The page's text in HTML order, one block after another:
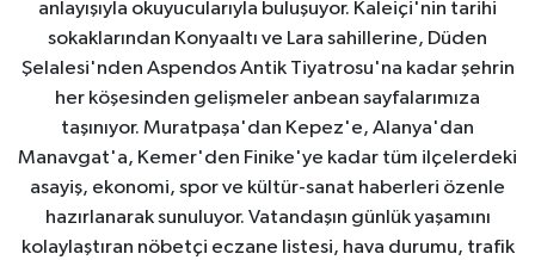
anlayışıyla okuyucularıyla buluşuyor. Kaleiçi'nin tarihi
sokaklarından Konyaaltı ve Lara sahillerine, Düden
Şelalesi'nden Aspendos Antik Tiyatrosu'na kadar şehrin
her köşesinden gelişmeler anbean sayfalarımıza
taşınıyor. Muratpaşa'dan Kepez'e, Alanya'dan
Manavgat'a, Kemer'den Finike'ye kadar tüm ilçelerdeki
asayiş, ekonomi, spor ve kültür-sanat haberleri özenle
hazırlanarak sunuluyor. Vatandaşın günlük yaşamını
kolaylaştıran nöbetçi eczane listesi, hava durumu, trafik